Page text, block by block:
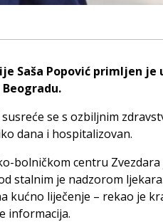
Saša Popović primljen je
se s ozbiljnim
dana i hospitalizovan.
bolničkom centru Zvezdara
stalnim je nadzorom
kućno liječenje – rekao je
informacija.